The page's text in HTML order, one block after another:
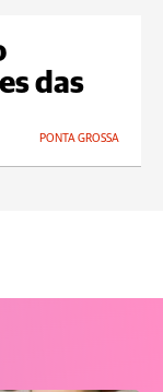
das
PONTA GROSSA